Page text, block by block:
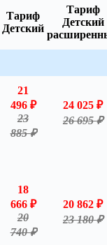
Тариф
Детский
Тариф
Детский
21
496 ₽
23
885 ₽
24 025 ₽
26 695 ₽
18
666 ₽
20
740 ₽
20 862 ₽
23 180 ₽